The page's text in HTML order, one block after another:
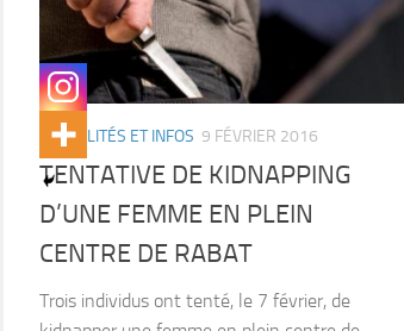
ACTUALITÉS ET INFOS 9 FÉVRIER 2016
TENTATIVE DE KIDNAPPING
D’UNE FEMME EN PLEIN
CENTRE DE RABAT
Trois individus ont tenté, le 7 février, de